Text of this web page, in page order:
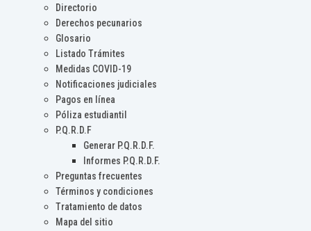
Directorio
Derechos pecunarios
Glosario
Listado Trámites
Medidas COVID-19
Notificaciones judiciales
Pagos en línea
Póliza estudiantil
P.Q.R.D.F
Generar P.Q.R.D.F.
Informes P.Q.R.D.F.
Preguntas frecuentes
Términos y condiciones
Tratamiento de datos
Mapa del sitio